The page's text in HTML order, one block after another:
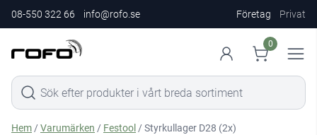
08-550 322 66 info@rofo.se Företag Privat
0
Hem /Varumärken / Festool / Styrkullager D28 (2x)